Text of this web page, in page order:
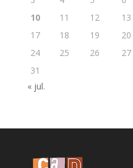
10
11 12 13
17
18 19 20
24
25 26 27
31
« jul.